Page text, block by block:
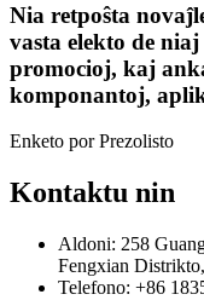
Nia retpoŝta
vasta elekto de
promocioj, kaj
komponantoj,
Enketo por Prezolisto
Kontaktu nin
Aldoni: 258
Fengxian
Telefono: +86